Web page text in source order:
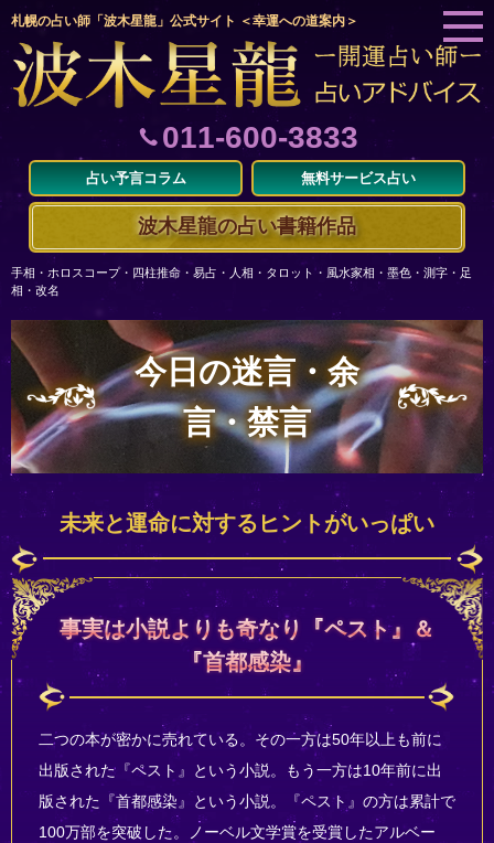
札幌の占い師「波木星龍」公式サイト ＜幸運への道案内＞
011-600-3833
占い予言コラム 無料サービス占い
波木星龍の占い書籍作品
手相・ホロスコープ・四柱推命・易占・人相・タロット・風水家相・墨色・測字・足
相・改名
今日の迷言・余
言・禁言
未来と運命に対するヒントがいっぱい
事実は小説よりも奇なり『ペスト』＆
『首都感染』
二つの本が密かに売れている。その一方は50年以上も前に
出版された『ペスト』という小説。もう一方は10年前に出
版された『首都感染』という小説。『ペスト』の方は累計で
100万部を突破した。ノーベル文学賞を受賞したアルベー